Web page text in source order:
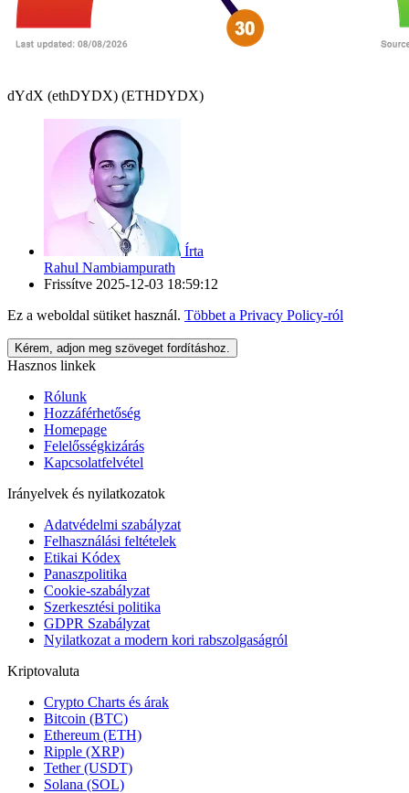
dYdX (ethDYDX) (ETHDYDX)
Írta
Rahul Nambiampurath
Frissítve 2025-12-03 18:59:12
Ez a weboldal sütiket használ. Többet a Privacy Policy-ról
Kérem, adjon meg szöveget fordításhoz.
Hasznos linkek
Rólunk
Hozzáférhetőség
Homepage
Felelősségkizárás
Kapcsolatfelvétel
Irányelvek és nyilatkozatok
Adatvédelmi szabályzat
Felhasználási feltételek
Etikai Kódex
Panaszpolitika
Cookie-szabályzat
Szerkesztési politika
GDPR Szabályzat
Nyilatkozat a modern kori rabszolgaságról
Kriptovaluta
Crypto Charts és árak
Bitcoin (BTC)
Ethereum (ETH)
Ripple (XRP)
Tether (USDT)
Solana (SOL)